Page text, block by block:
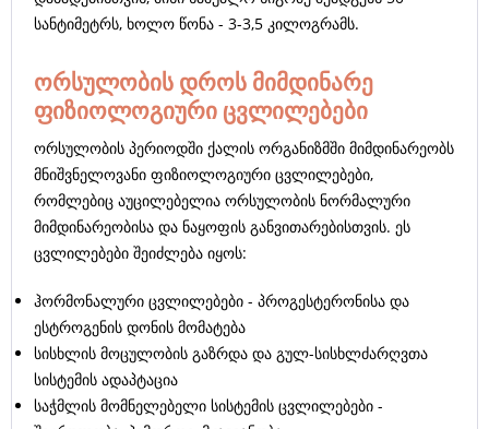
სანტიმეტრს, ხოლო წონა - 3-3,5 კილოგრამს.
ორსულობის დროს მიმდინარე
ფიზიოლოგიური ცვლილებები
ორსულობის პერიოდში ქალის ორგანიზმში მიმდინარეობს
მნიშვნელოვანი ფიზიოლოგიური ცვლილებები,
რომლებიც აუცილებელია ორსულობის ნორმალური
მიმდინარეობისა და ნაყოფის განვითარებისთვის. ეს
ცვლილებები შეიძლება იყოს:
ჰორმონალური ცვლილებები - პროგესტერონისა და
ესტროგენის დონის მომატება
სისხლის მოცულობის გაზრდა და გულ-სისხლძარღვთა
სისტემის ადაპტაცია
საჭმლის მომნელებელი სისტემის ცვლილებები -